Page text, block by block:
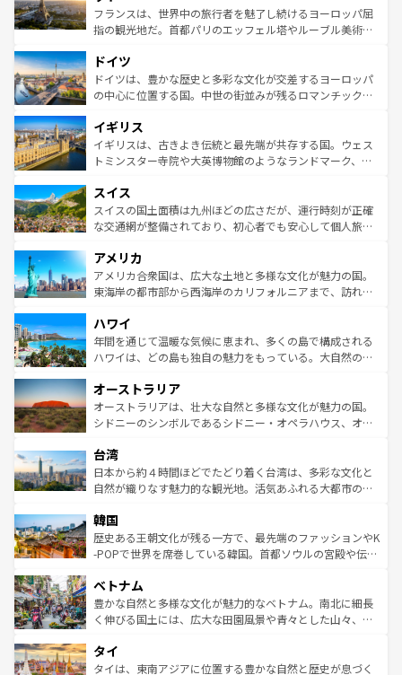
しい。
る。首都マドリードの洗練された雰囲気や、バルセロナの
アートに溢れた街角から、地方では古代ローマ遺跡や中世
せる。地方によって風土や気候が異なるスペインはその個
性で訪れる人を魅了する。 なお、新着のスペイン情報は コ
ンテンツ一覧を参照してほしい。
フランスは、世界中の旅行者を魅了し続けるヨーロッパ屈
指の観光地だ。首都パリのエッフェル塔やルーブル美術館
で、幅広い魅力が詰まっている。華麗な宮殿、歴史的な大
聖堂、美しいビーチ、そして豊かな自然が、訪れる者を心
から魅了する。また、フランスは美食の国としても知ら
いる。シャンパンの発祥地であるランス、プロヴァンスの
香り高いラベンダー畑など、多彩な楽しみ方が可能だ。さ
らに、パリ以外の地域にも魅力が溢れており、どの街角に
れる地方に足を運ぶとそれぞれで全く異なる文化を体験で
きるだろう。 なお、新着のフランス情報はコンテンツ一覧
を参照してほしい。
ドイツ
ドイツは、豊かな歴史と多彩な文化が交差するヨーロッパ
の中心に位置する国。中世の街並みが残るロマンチック街
顔を持つこの国は、どこを歩いても飽きることがない。ベ
ルリンの文化的活気、バイエルン州のアルプスの絶景、そ
してライン川沿いのワイン畑といった風景は必見。ビール
は、お酒好きな人にはぜひ体験してほしい。 なお、新着の
ドイツ情報はコンテンツ一覧を参照してほしい。
イギリス
イギリスは、古きよき伝統と最先端が共存する国。ウェス
トミンスター寺院や大英博物館のようなランドマーク、歴
リアごとに異なる魅力がある。また、優雅なアフタヌーン
ティー、ビール好きにはたまらない英国パブ、サッカー観
戦など、本場だからこそできる体験も豊富。イギリスを旅
ンツ一覧を参照してほしい。
スイス
スイスの国土面積は九州ほどの広さだが、運行時刻が正確
な交通網が整備されており、初心者でも安心して個人旅行
の建物がそのまま残る町や、スイスならではのユニークな
博物館もあり、アルプス観光だけでなく町歩きも満喫する
ことができる。国民の所得が高いため物価も高いが、旅行
ば市内交通費無料で観光を楽しむこともできる。 なお、新
着のスイス情報はコンテンツ一覧 を参照してほしい。
アメリカ
アメリカ合衆国は、広大な土地と多様な文化が魅力の国。
東海岸の都市部から西海岸のカリフォルニアまで、訪れる
のような巨大都市は、観光、ショッピング、エンターテイ
ンメントが詰まった刺激的なスポットだ。一方、アメリカ
西部には大自然が広がり、グランドキャニオンやイエロー
部のニューオーリンズでは、音楽と美食が融合した独特の
文化が魅力。旅行者はアメリカの各地域で異なる魅力を楽
しみながら、その多様性と豊かな歴史を感じることができ
ならではの贅沢な旅のスタイルだ。 なお、新着のアメリカ
情報はコンテンツ一覧を参照してほしい。
ハワイ
年間を通じて温暖な気候に恵まれ、多くの島で構成される
ハワイは、どの島も独自の魅力をもっている。大自然の神
ワイ島は見逃せない。また、定番の観光地といえばオアフ
島だが、静かな自然を求めるならマウイ島やカウアイ島が
おすすめ。エメラルドグリーンに輝く海をはじめ、豊かな
れるおもてなしの心で訪れる人々を迎えてくれるハワイの
人々、おいしいローカルフードやハワイアンミュージッ
ク、伝統的なフラダンスなど、すべてがハワイの魅力を彩
ワイを、存分に味わってほしい。 なお、新着のハワイ情報
はコンテンツ一覧を参照してほしい。
オーストラリア
オーストラリアは、壮大な自然と多様な文化が魅力の国。
シドニーのシンボルであるシドニー・オペラハウス、オー
リアリーフや大陸中央部にそびえるウルル（エアーズロッ
ク）、タスマニアの美しい原生林やケアンズの熱帯雨林な
ど、見どころがたくさん。また、カフェやワイン、オージ
いる。アクティビティも充実しており、サーフィンやダイ
ビング、ハイキングなど、アウトドア好きにはたまらな
い。オーストラリアの多彩な魅力を存分に味わいつくそ
参照してほしい。
台湾
日本から約４時間ほどでたどり着く台湾は、多彩な文化と
自然が織りなす魅力的な観光地。活気あふれる大都市の台
ン）、静ひつな山岳地帯である台湾東部など、都市の喧騒
と山間の静けさが共存しており、訪れる人に新しい発見と
驚きをもたらしてくれる。また、奥深い台湾の食文化も魅
容にもいいと評判のスイーツなど、バラエティ豊かな料理
が味わえる。 なお、新着の台湾情報は コンテンツ一覧を参
照してほしい。
韓国
歴史ある王朝文化が残る一方で、最先端のファッションやK
-POPで世界を席巻している韓国。首都ソウルの宮殿や伝統
き、地方に足を延ばせば四季折々の自然美を楽しむことが
できる。そして、キムチや焼肉、絶品のストリートフード
まで、さまざまな韓国料理が待っている。夜には、韓国な
リティに包まれながら、韓国の多彩な魅力を心ゆくまで味
わってみてほしい。 なお、新着の韓国情報はコンテンツ一
ベトナム
豊かな自然と多様な文化が魅力的なベトナム。南北に細長
く伸びる国土には、広大な田園風景や青々とした山々、世
急速な発展と共に伝統が息づく。ハノイの古い町並みやホ
ーチミン市のフランス統治時代の建物も、独特の雰囲気を
タイ
タイは、東南アジアに位置する豊かな自然と歴史が息づく